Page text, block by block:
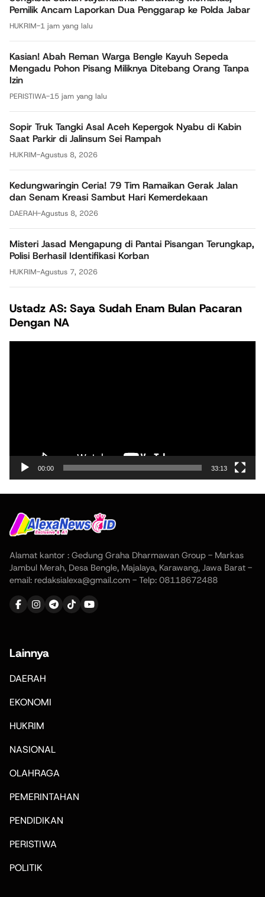
Pemilik Ancam Laporkan Dua Penggarap ke Polda Jabar
HUKRIM-1 jam yang lalu
Kasian! Abah Reman Warga Bengle Kayuh Sepeda
Mengadu Pohon Pisang Miliknya Ditebang Orang Tanpa
Izin
PERISTIWA-15 jam yang lalu
Sopir Truk Tangki Asal Aceh Kepergok Nyabu di Kabin
Saat Parkir di Jalinsum Sei Rampah
HUKRIM-Agustus 8, 2026
Kedungwaringin Ceria! 79 Tim Ramaikan Gerak Jalan
dan Senam Kreasi Sambut Hari Kemerdekaan
DAERAH-Agustus 8, 2026
Misteri Jasad Mengapung di Pantai Pisangan Terungkap,
Polisi Berhasil Identifikasi Korban
HUKRIM-Agustus 7, 2026
Ustadz AS: Saya Sudah Enam Bulan Pacaran
Dengan NA
00:00 33:13
Alamat kantor : Gedung Graha Dharmawan Group - Markas
Jambul Merah, Desa Bengle, Majalaya, Karawang, Jawa Barat -
email: redaksialexa@gmail.com - Telp: 08118672488
Lainnya
DAERAH
EKONOMI
HUKRIM
NASIONAL
OLAHRAGA
PEMERINTAHAN
PENDIDIKAN
PERISTIWA
POLITIK